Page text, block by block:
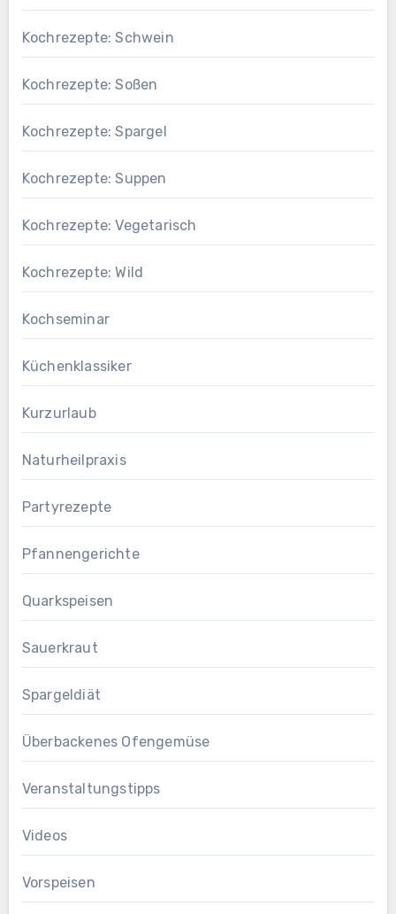
Kochrezepte: Schwein
Kochrezepte: Soßen
Kochrezepte: Spargel
Kochrezepte: Suppen
Kochrezepte: Vegetarisch
Kochrezepte: Wild
Kochseminar
Küchenklassiker
Kurzurlaub
Naturheilpraxis
Partyrezepte
Pfannengerichte
Quarkspeisen
Sauerkraut
Spargeldiät
Überbackenes Ofengemüse
Veranstaltungstipps
Videos
Vorspeisen